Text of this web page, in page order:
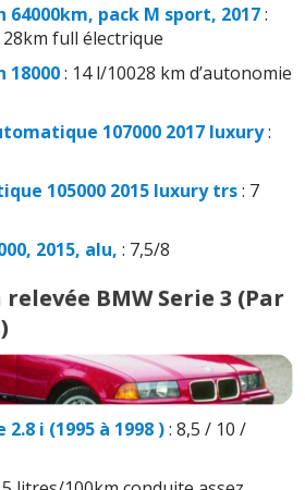
64000km, pack M sport, 2017:
full électrique
18000: 14 l/10028 km d’autonomie
107000 2017 luxury:
105000 2015 luxury trs: 7
2015, alu, : 7,5/8
BMW Serie 3 (Par
2.8 i (1995 à 1998 ): 8,5 / 10 /